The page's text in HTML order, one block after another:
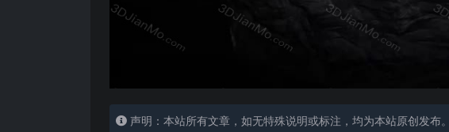
声明：本站所有文章，如无特殊说明或标注，均为本站原创发